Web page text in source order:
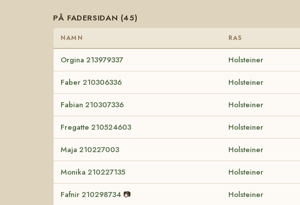
PÅ FADERSIDAN (45)
NAMN RAS
Orgina 213979337 Holsteiner
Faber 210306336 Holsteiner
Fabian 210307336 Holsteiner
Fregatte 210524603 Holsteiner
Maja 210227003 Holsteiner
Monika 210227135 Holsteiner
Fafnir 210298734 📷 Holsteiner